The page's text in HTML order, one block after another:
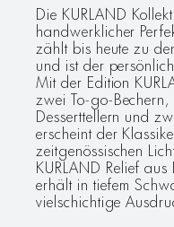
Die KURLAND
handwerklicher
zählt bis heute zu
und ist der
Mit der Edition
zwei To-go-
Desserttellern und
erscheint der
zeitgenössischen
KURLAND Relief
erhält in tiefem
vielschichtige